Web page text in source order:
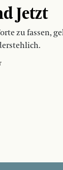
Jetzt
zu fassen,